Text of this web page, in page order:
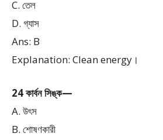
C. তেল
D. গ্যাস
Ans: B
Explanation: Clean energy।
24 কার্বন সিঙ্ক—
A. উৎস
B. শোষণকারী